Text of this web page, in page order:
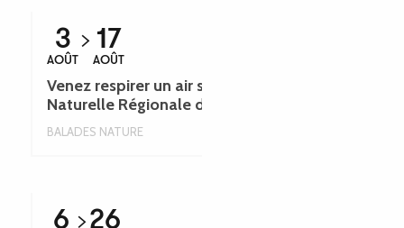
3
AOÛT
17
AOÛT
Venez respirer un air sauvage ! Réserve
Naturelle Régionale de Plounérin
BALADES NATURE
6 26